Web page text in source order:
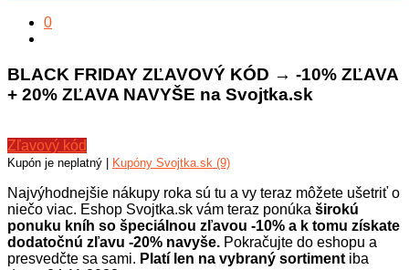
0
BLACK FRIDAY ZĽAVOVÝ KÓD → -10% ZĽAVA
+ 20% ZĽAVA NAVYŠE na Svojtka.sk
Zľavový kód
Kupón je neplatný | Kupóny Svojtka.sk (9)
Najvýhodnejšie nákupy roka sú tu a vy teraz môžete ušetriť o
niečo viac. Eshop Svojtka.sk vám teraz ponúka širokú
ponuku kníh so špeciálnou zľavou -10% a k tomu získate
dodatočnú zľavu -20% navyše. Pokračujte do eshopu a
presvedčte sa sami. Platí len na vybraný sortimentiba